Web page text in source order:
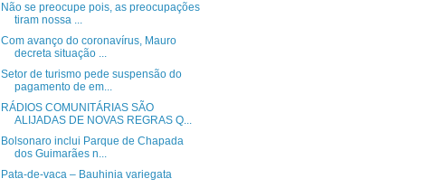
Não se preocupe pois, as preocupações
tiram nossa ...
Com avanço do coronavírus, Mauro
decreta situação ...
Setor de turismo pede suspensão do
pagamento de em...
RÁDIOS COMUNITÁRIAS SÃO
ALIJADAS DE NOVAS REGRAS Q...
Bolsonaro inclui Parque de Chapada
dos Guimarães n...
Pata-de-vaca – Bauhinia variegata